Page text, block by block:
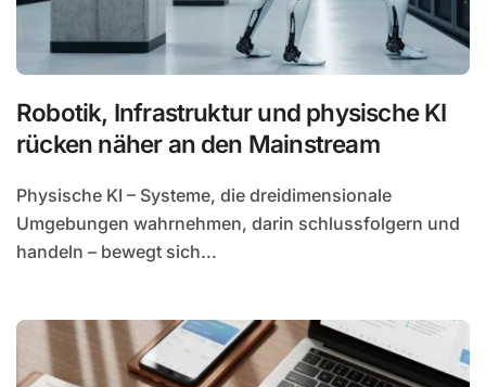
Robotik, Infrastruktur und physische KI
rücken näher an den Mainstream
Physische KI – Systeme, die dreidimensionale
Umgebungen wahrnehmen, darin schlussfolgern und
handeln – bewegt sich...